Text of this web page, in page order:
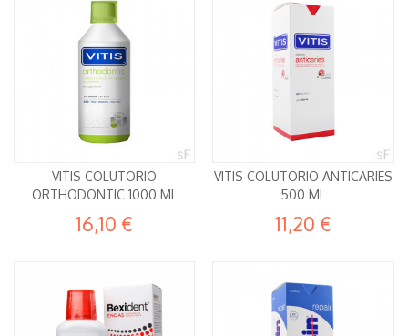
VITIS COLUTORIO
ORTHODONTIC 1000 ML
16,10 €
VITIS COLUTORIO ANTICARIES
500 ML
11,20 €